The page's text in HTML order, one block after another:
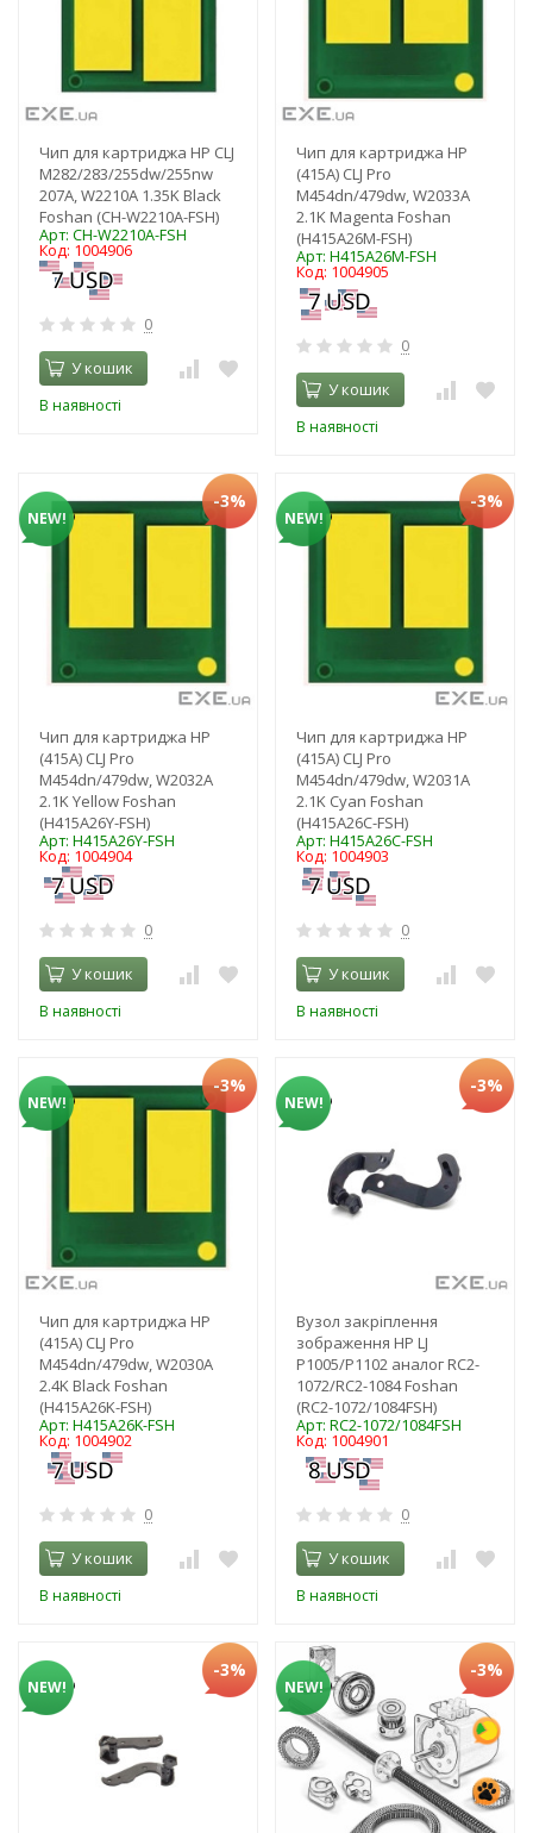
Чип для картриджа HP CLJ
M282/283/255dw/255nw
207A, W2210A 1.35K Black
Foshan (CH-W2210A-FSH)
Арт: CH-W2210A-FSH
Код: 1004906
0
У кошик
В наявності
Чип для картриджа HP
(415A) CLJ Pro
M454dn/479dw, W2033A
2.1K Magenta Foshan
(H415A26M-FSH)
Арт: H415A26M-FSH
Код: 1004905
0
У кошик
В наявності
NEW!
-3%
Чип для картриджа HP
(415A) CLJ Pro
M454dn/479dw, W2032A
2.1K Yellow Foshan
(H415A26Y-FSH)
Арт: H415A26Y-FSH
Код: 1004904
0
У кошик
В наявності
NEW!
-3%
Чип для картриджа HP
(415A) CLJ Pro
M454dn/479dw, W2031A
2.1K Cyan Foshan
(H415A26C-FSH)
Арт: H415A26C-FSH
Код: 1004903
0
У кошик
В наявності
NEW!
-3%
Чип для картриджа HP
(415A) CLJ Pro
M454dn/479dw, W2030A
2.4K Black Foshan
(H415A26K-FSH)
Арт: H415A26K-FSH
Код: 1004902
0
У кошик
В наявності
NEW!
-3%
Вузол закріплення
зображення HP LJ
P1005/P1102 аналог RC2-
1072/RC2-1084 Foshan
(RC2-1072/1084FSH)
Арт: RC2-1072/1084FSH
Код: 1004901
0
У кошик
В наявності
NEW!
-3%
NEW!
-3%